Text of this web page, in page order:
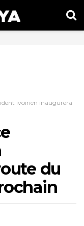
ivoirien inaugurera
du